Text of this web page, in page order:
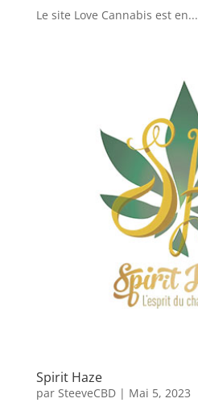
Le site Love Cannabis est en...
Spirit Haze
par SteeveCBD| Mai 5, 2023